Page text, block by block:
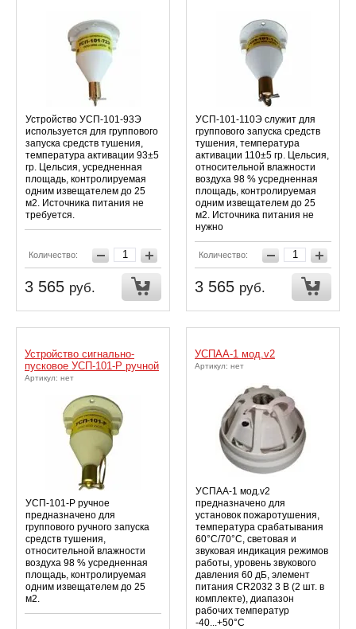
Устройство УСП-101-93Э
используется для группового
запуска средств тушения,
температура активации 93±5
гр. Цельсия, усредненная
площадь, контролируемая
одним извещателем до 25
м2. Источника питания не
требуется.
Количество:
3 565 руб.
УСП-101-110Э служит для
группового запуска средств
тушения, температура
активации 110±5 гр. Цельсия,
относительной влажности
воздуха 98 % усредненная
площадь, контролируемая
одним извещателем до 25
м2. Источника питания не
нужно
Количество:
3 565 руб.
Устройство сигнально-
пусковое УСП-101-Р ручной
Артикул: нет
УСП-101-Р ручное
предназначено для
группового ручного запуска
средств тушения,
относительной влажности
воздуха 98 % усредненная
площадь, контролируемая
одним извещателем до 25
м2.
УСПАА-1 мод.v2
Артикул: нет
УСПАА-1 мод.v2
предназначено для
установок пожаротушения,
температура срабатывания
60°С/70°С, световая и
звуковая индикация режимов
работы, уровень звукового
давления 60 дБ, элемент
питания CR2032 3 В (2 шт. в
комплекте), диапазон
рабочих температур
-40...+50°С